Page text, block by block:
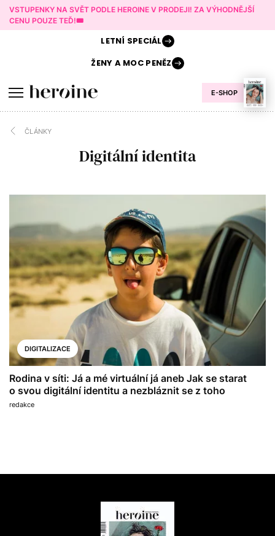
VSTUPENKY NA SVĚT PODLE HEROINE V PRODEJI! ZA VÝHODNĚJŠÍ
CENU POUZE TEĎ!🎟️
E-SHOP
LETNÍ SPECIÁL
ŽENY AMOC PENĚZ
ČLÁNKY
Digitální identita
DIGITALIZACE
Rodina v síti: Já a mé virtuální já aneb Jak se starat
o svou digitální identitu a nezbláznit se z toho
redakce